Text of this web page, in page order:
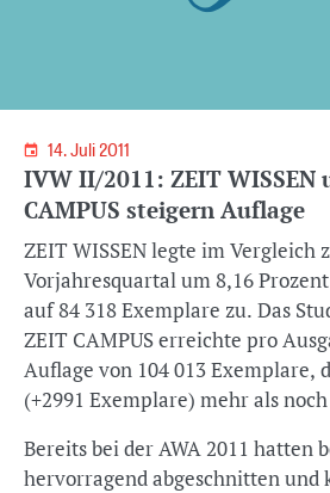
14. Juli 2011
IVW II/2011: ZEIT WISSEN
CAMPUS steigern Auflage
ZEIT WISSEN legte im Vergleich
Vorjahresquartal um 8,16
auf 84 318 Exemplare zu. Das
ZEIT CAMPUS erreichte pro
Auflage von 104 013 Exemplare,
(+2991 Exemplare) mehr als
Bereits bei der AWA 2011 hatten
hervorragend abgeschnitten und